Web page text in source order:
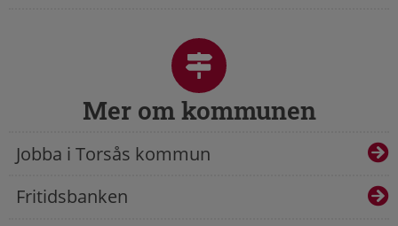
Mer om kommunen
Jobba i Torsås kommun
Fritidsbanken